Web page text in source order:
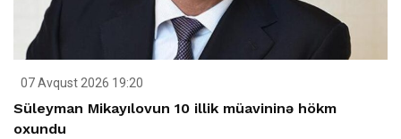
07 Avqust 2026 19:20
Süleyman Mikayılovun 10 illik müavininə hökm
oxundu